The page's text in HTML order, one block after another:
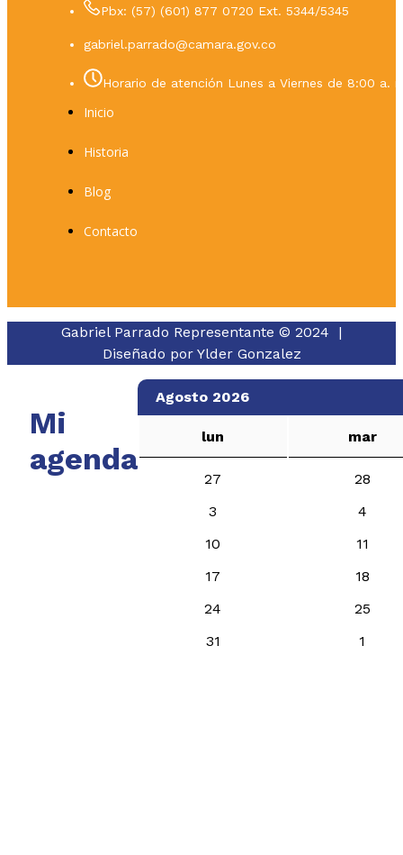
Pbx: (57) (601) 877 0720 Ext. 5344/5345
gabriel.parrado@camara.gov.co
Horario de atención Lunes a Viernes de 8:00 a.
Inicio
Historia
Blog
Contacto
Gabriel Parrado Representante © 2024 |
Diseñado por Ylder Gonzalez
Mi
agenda
Agosto 2026
lun mar
27
28
3
4
10
11
17
18
24
25
31
1